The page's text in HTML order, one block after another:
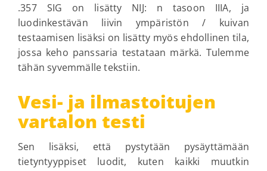
.357 SIG on lisätty NIJ: n tasoon IIIA, ja
luodinkestävän liivin ympäristön / kuivan
testaamisen lisäksi on lisätty myös ehdollinen tila,
jossa keho panssaria testataan märkä. Tulemme
tähän syvemmälle tekstiin.
Vesi- ja ilmastoitujen
vartalon testi
Sen lisäksi, että pystytään pysäyttämään
tietyntyyppiset luodit, kuten kaikki muutkin